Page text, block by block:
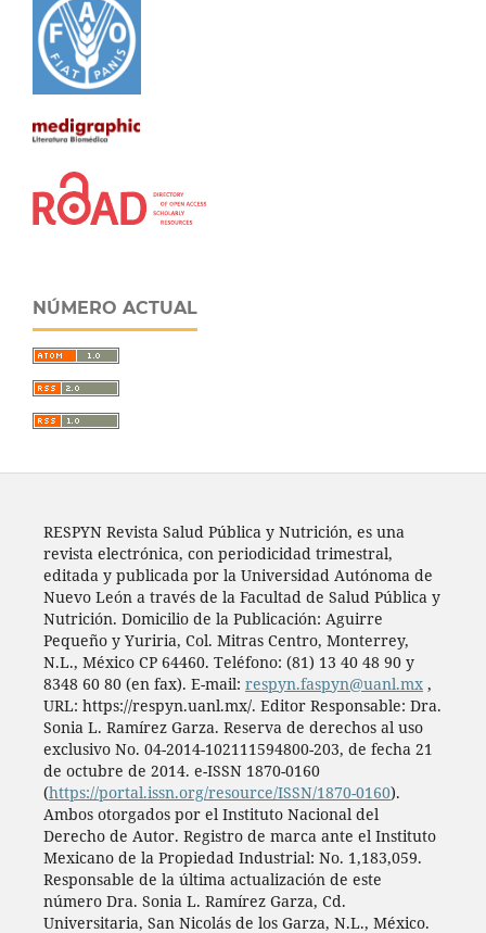
NÚMERO ACTUAL
RESPYN Revista Salud Pública y Nutrición, es una
revista electrónica, con periodicidad trimestral,
editada y publicada por la Universidad Autónoma de
Nuevo León a través de la Facultad de Salud Pública y
Nutrición. Domicilio de la Publicación: Aguirre
Pequeño y Yuriria, Col. Mitras Centro, Monterrey,
N.L., México CP 64460. Teléfono: (81) 13 40 48 90 y
8348 60 80 (en fax). E-mail: respyn.faspyn@uanl.mx,
URL: https://respyn.uanl.mx/. Editor Responsable: Dra.
Sonia L. Ramírez Garza. Reserva de derechos al uso
exclusivo No. 04-2014-102111594800-203, de fecha 21
de octubre de 2014. e-ISSN 1870-0160
(https://portal.issn.org/resource/ISSN/1870-0160).
Ambos otorgados por el Instituto Nacional del
Derecho de Autor. Registro de marca ante el Instituto
Mexicano de la Propiedad Industrial: No. 1,183,059.
Responsable de la última actualización de este
número Dra. Sonia L. Ramírez Garza, Cd.
Universitaria, San Nicolás de los Garza, N.L., México.